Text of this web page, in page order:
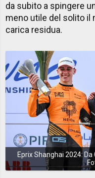
da subito a spingere
meno utile del solito il
carica residua.
Eprix Shanghai 2024: Da